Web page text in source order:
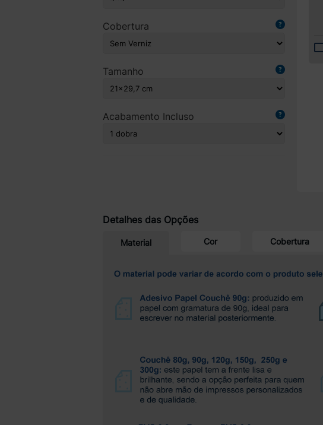
Cobertura
Tamanho
Acabamento Incluso
Detalhes das Opções
Material Cor Cobertura